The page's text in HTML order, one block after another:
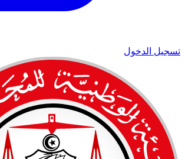
تسجيل الدخول